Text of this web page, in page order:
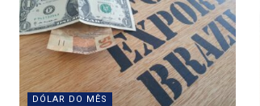
DÓLAR DO MÊS